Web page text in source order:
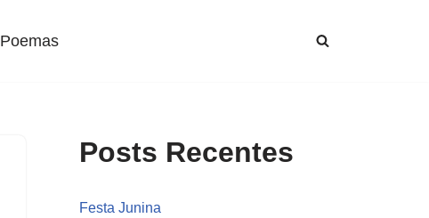
Poemas
Posts Recentes
Festa Junina